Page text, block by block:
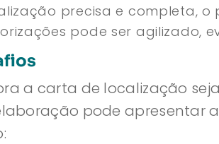
precisa e completa, o
pode ser agilizado,
a carta de localização
pode apresentar